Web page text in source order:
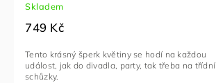
Skladem
749 Kč
Tento krásný šperk květiny se hodí na každou
událost, jak do divadla, party, tak třeba na třídní
schůzky.